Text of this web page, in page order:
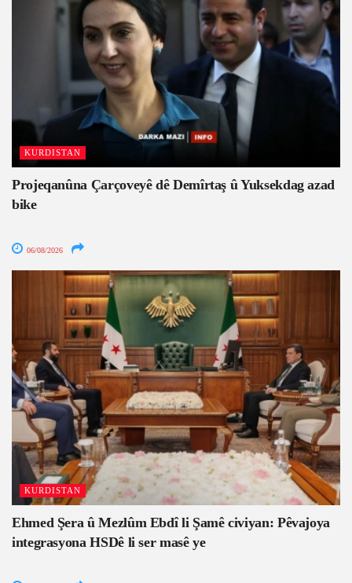
KURDISTAN
Projeqanûna Çarçoveyê dê Demîrtaş û Yuksekdag azad
bike
06/08/2026
KURDISTAN
Ehmed Şera û Mezlûm Ebdî li Şamê civiyan: Pêvajoya
integrasyona HSDê li ser masê ye